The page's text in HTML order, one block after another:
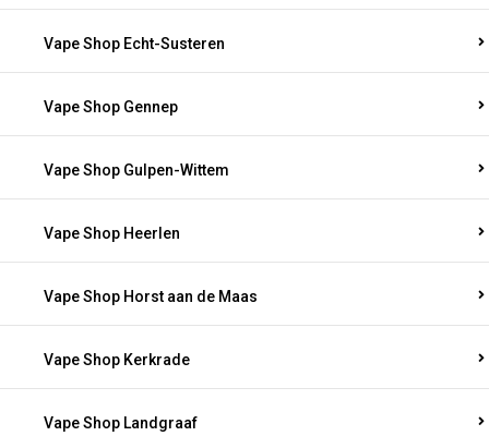
Vape Shop Echt-Susteren
Vape Shop Gennep
Vape Shop Gulpen-Wittem
Vape Shop Heerlen
Vape Shop Horst aan de Maas
Vape Shop Kerkrade
Vape Shop Landgraaf